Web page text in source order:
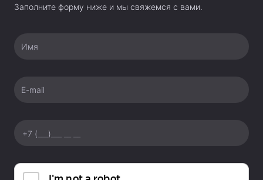
более длительный срок службы. Моделирующий свет
вашем распоряжении Благодаря регулировке
от того, требуется ли высокая интенсивность
удобные элементы управления готовы к любым
Заполните форму ниже и мы свяжемся с вами.
Имя
E-mail